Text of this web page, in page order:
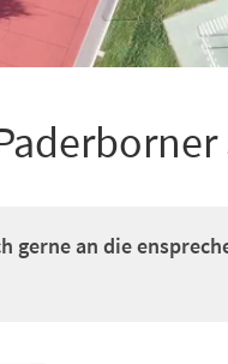
gerne an die